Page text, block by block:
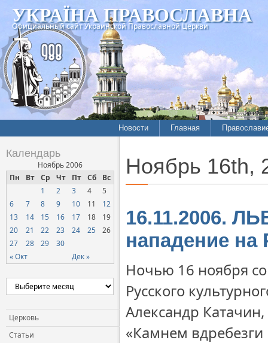
УКРАЇНА ПРАВОСЛАВНА
Официальный сайт Украинской Православной Церкви
Новости
Межконфессиональные
отношения
Официальная хроника
Расколы, ереси, секты
СЛУЖЕНИЕ
Церковь и общество
Церковь и СМИ
Главная
История
Календарь
Ноябрь 2006
Пн
Вт Ср Чт Пт Сб Вс
« Окт Дек »
1 2 3 4
5
6
7 8 9 10 11
12
13
14 15 16 17 18
19
20
21 22 23 24 25
26
27
28 29 30
Церковь
Статьи
Ноябрь 16th,
16.11.2006.
нападение на
Ночью 16 ноября
Русского
Александр
«Камнем вдребезги